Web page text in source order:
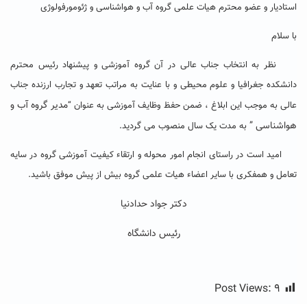
استادیار و عضو محترم هیات علمی گروه آب و هواشناسی و ژئومورفولوژی
با سلام
نظر به انتخاب جناب عالی در آن گروه آموزشی و پیشنهاد رئیس محترم
دانشکده جغرافیا و علوم محیطی و با عنایت به مراتب تعهد و تجارب ارزنده جناب
عالی به موجب این ابلاغ ، ضمن حفظ وظایف آموزشی به عنوان “مدیر گروه آب و
هواشناسی” به مدت یک سال منصوب می گردید.
امید است در راستای انجام امور محوله و ارتقاء کیفیت آموزشی گروه در سایه
تعامل و همفکری با سایر اعضاء هیات علمی گروه بیش از پیش موفق باشید.
دکتر جواد حدادنیا
رئیس دانشگاه
Post Views: ۹